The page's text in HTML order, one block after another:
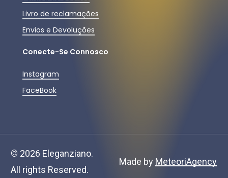
Ver Carrinho Finalizar Compras
Livro de reclamações
Envios e Devoluções
Conecte-Se Connosco
Instagram
FaceBook
© 2026 Eleganziano.
All rights Reserved.
Made by MeteoriAgency